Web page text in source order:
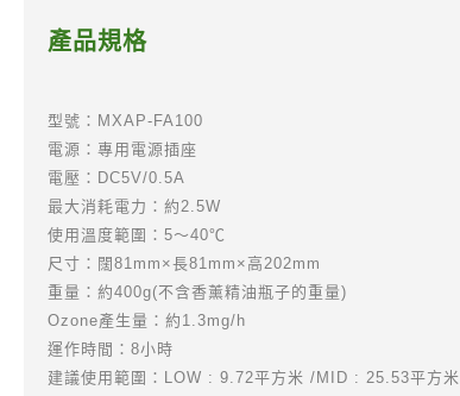
產品規格
型號：MXAP-FA100
電源：專用電源插座
電壓：DC5V/0.5A
最大消耗電力：約2.5W
使用溫度範圍：5～40℃
尺寸：闊81mm×長81mm×高202mm
重量：約400g(不含香薰精油瓶子的重量)
Ozone產生量：約1.3mg/h
運作時間：8小時
建議使用範圍：LOW : 9.72平方米 /MID : 25.53平方米